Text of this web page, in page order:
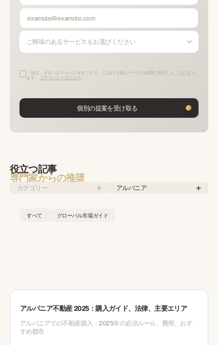
ご興味のあるサービスをお選びください
「送信」ボタンをクリックすることで、 における個人データの処理に同意したことになり
ます。
プライバシーポリシー
個別の提案を受け取る
役立つ記事
専門家からの推奨
カテゴリー アルバニア
すべて グローバル市場ガイド
アルバニア不動産 2025：購入ガイド、法律、主要エリア
アルバニアでの不動産購入：2025年の必須ルール、費用、おす
すめ都市